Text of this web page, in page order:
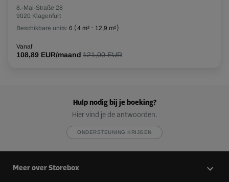
8.-Mai-Straße 28
9020 Klagenfurt
Beschikbare units: 6 (4 m² - 12,9 m²)
Vanaf
108,89 EUR/maand 121,00 EUR
Hulp nodig bij je boeking?
Hier vind je de antwoorden.
ONDERSTEUNING KRIJGEN
Meer over Storebox